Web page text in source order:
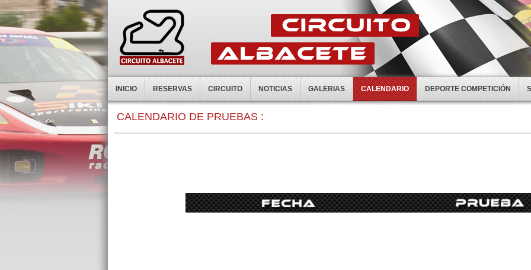
INICIO RESERVAS CIRCUITO NOTICIAS GALERIAS CALENDARIO DEPORTE COMPETICIÓN
CALENDARIO DE PRUEBAS :
0:00